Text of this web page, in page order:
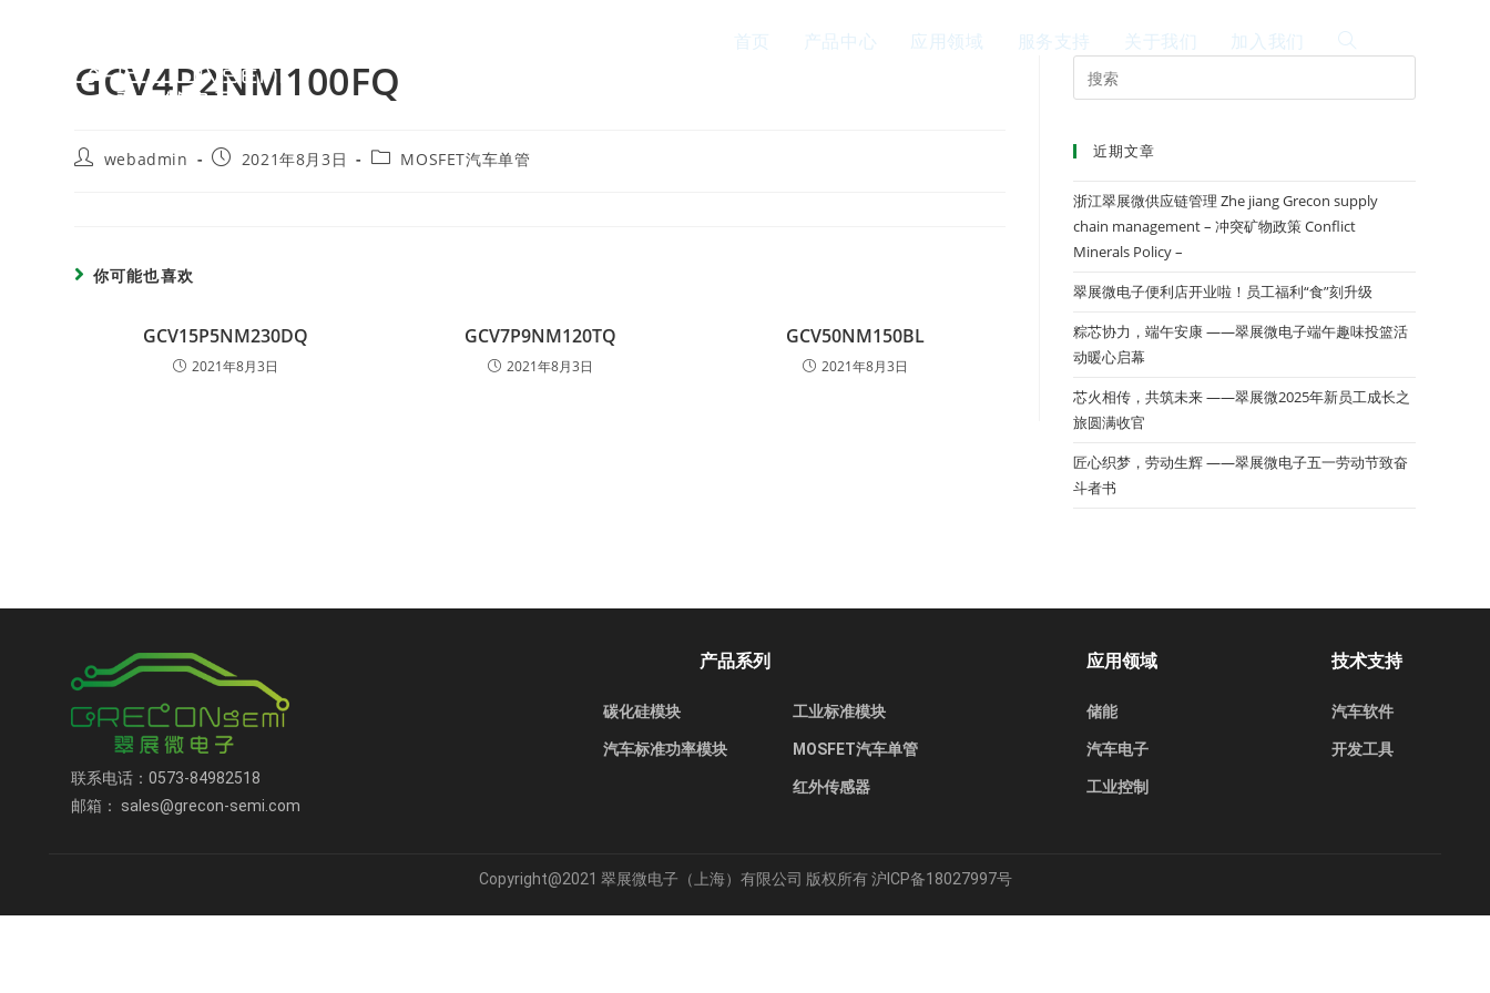
首页 产品中心 应用领域 服务支持 关于我们 加入我们
GCV4P2NM100FQ
webadmin 2021年8月3日 MOSFET汽车单管
你可能也喜欢
GCV15P5NM230DQ
2021年8月3日
GCV7P9NM120TQ
2021年8月3日
GCV50NM150BL
2021年8月3日
近期文章
浙江翠展微供应链管理 Zhe jiang Grecon supply
chain management – 冲突矿物政策 Conflict
Minerals Policy –
翠展微电子便利店开业啦！员工福利“食”刻升级
粽芯协力，端午安康 ——翠展微电子端午趣味投篮活
动暖心启幕
芯火相传，共筑未来 ——翠展微2025年新员工成长之
旅圆满收官
匠心织梦，劳动生辉 ——翠展微电子五一劳动节致奋
斗者书
联系电话：0573-84982518
邮箱： sales@grecon-semi.com
产品系列
碳化硅模块
汽车标准功率模块
工业标准模块
MOSFET汽车单管
红外传感器
应用领域
储能
汽车电子
工业控制
技术支持
汽车软件
开发工具
Copyright@2021 翠展微电子（上海）有限公司 版权所有沪ICP备18027997号